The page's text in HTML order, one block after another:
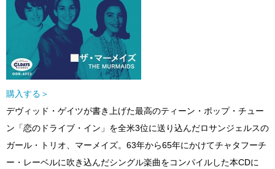
購入する＞
デヴィッド・ゲイツが書き上げた最高のティーン・ポップ・チュー
ン「恋のドライブ・イン」を全米3位に送り込んだロサンジェルスの
ガール・トリオ、マーメイズ。63年から65年にかけてチャタフーチ
ー・レーベルに吹き込んだシングル楽曲をコンパイルした本CDに